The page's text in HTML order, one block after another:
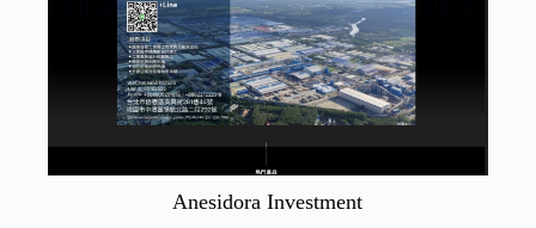
Anesidora Investment